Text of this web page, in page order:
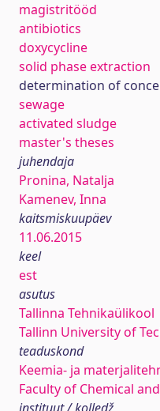
magistritööd
antibiotics
doxycycline
solid phase extraction
determination of
sewage
activated sludge
master's theses
juhendaja
Pronina, Natalja
Kamenev, Inna
kaitsmiskuupäev
11.06.2015
keel
est
asutus
Tallinna Tehnikaülikool
Tallinn University of
teaduskond
Keemia- ja
Faculty of Chemical